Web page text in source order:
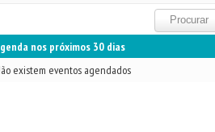
nos próximos 30 dias
existem eventos agendados